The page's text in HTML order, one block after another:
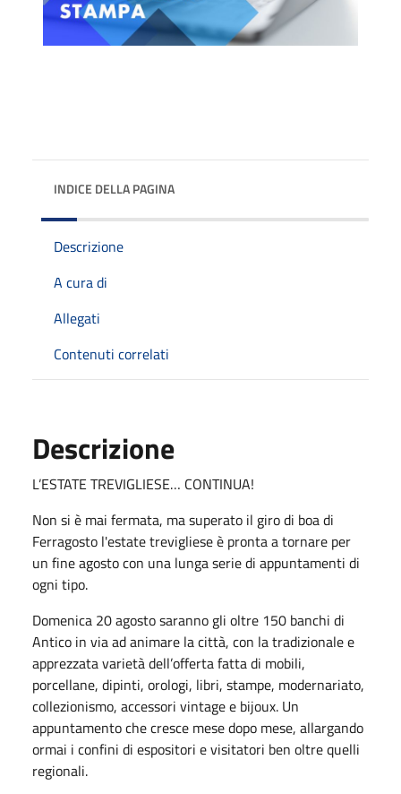
INDICE DELLA PAGINA
Descrizione
A cura di
Allegati
Contenuti correlati
Descrizione
L’ESTATE TREVIGLIESE… CONTINUA!
Non si è mai fermata, ma superato il giro di boa di
Ferragosto l'estate trevigliese è pronta a tornare per
un fine agosto con una lunga serie di appuntamenti di
ogni tipo.
Domenica 20 agosto saranno gli oltre 150 banchi di
Antico in via ad animare la città, con la tradizionale e
apprezzata varietà dell’offerta fatta di mobili,
porcellane, dipinti, orologi, libri, stampe, modernariato,
collezionismo, accessori vintage e bijoux. Un
appuntamento che cresce mese dopo mese, allargando
ormai i confini di espositori e visitatori ben oltre quelli
regionali.